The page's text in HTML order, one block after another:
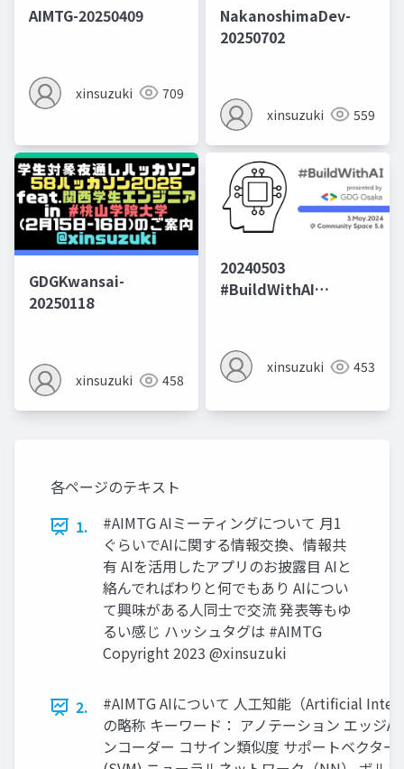
AIMTG-20250409
xinsuzuki 709
NakanoshimaDev-
20250702
xinsuzuki 559
GDGKwansai-
20250118
xinsuzuki 458
20240503
#BuildWithAI
xinsuzuki 453
各ページのテキスト
1.
#AIMTG AIミーティングについて 月1
ぐらいでAIに関する情報交換、情報共
有 AIを活用したアプリのお披露目 AIと
絡んでればわりと何でもあり AIについ
て興味がある人同士で交流 発表等もゆ
るい感じ ハッシュタグは #AIMTG
Copyright 2023 @xinsuzuki
2.
#AIMTG AIについて 人工知能（Artificial
の略称 キーワード： アノテーション エッジ
ンコーダー コサイン類似度 サポートベクター